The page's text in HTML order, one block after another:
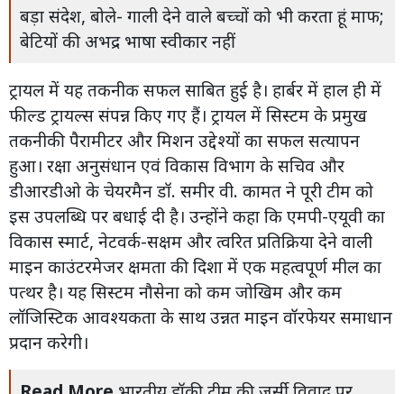
बड़ा संदेश, बोले- गाली देने वाले बच्चों को भी करता हूं माफ;
बेटियों की अभद्र भाषा स्वीकार नहीं
ट्रायल में यह तकनीक सफल साबित हुई है। हार्बर में हाल ही में
फील्ड ट्रायल्स संपन्न किए गए हैं। ट्रायल में सिस्टम के प्रमुख
तकनीकी पैरामीटर और मिशन उद्देश्यों का सफल सत्यापन
हुआ। रक्षा अनुसंधान एवं विकास विभाग के सचिव और
डीआरडीओ के चेयरमैन डॉ. समीर वी. कामत ने पूरी टीम को
इस उपलब्धि पर बधाई दी है। उन्होंने कहा कि एमपी-एयूवी का
विकास स्मार्ट, नेटवर्क-सक्षम और त्वरित प्रतिक्रिया देने वाली
माइन काउंटरमेजर क्षमता की दिशा में एक महत्वपूर्ण मील का
पत्थर है। यह सिस्टम नौसेना को कम जोखिम और कम
लॉजिस्टिक आवश्यकता के साथ उन्नत माइन वॉरफेयर समाधान
प्रदान करेगी।